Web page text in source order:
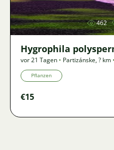
462
Hygrophila
vor 21 Tagen • Partizánske,? km •
Pflanzen
€15